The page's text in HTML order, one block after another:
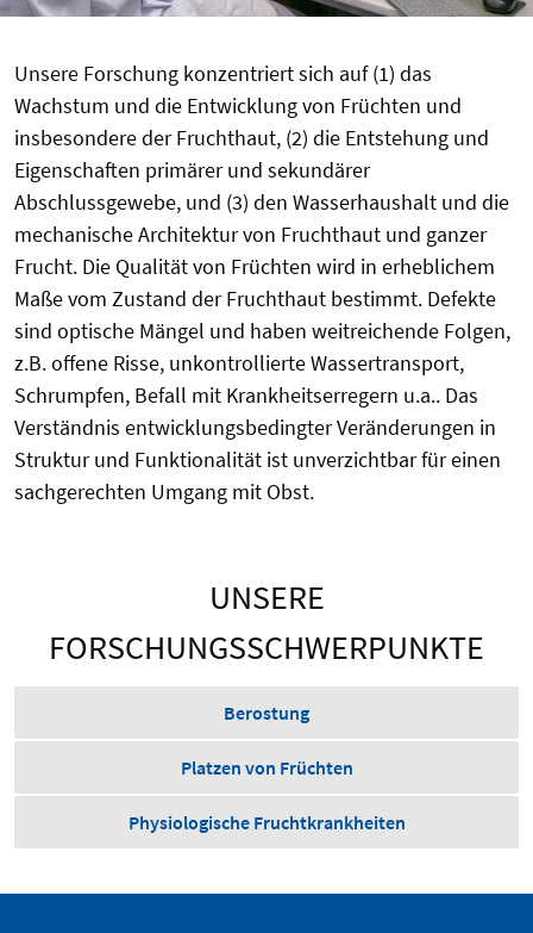
Unsere Forschung konzentriert sich auf (1) das
Wachstum und die Entwicklung von Früchten und
insbesondere der Fruchthaut, (2) die Entstehung und
Eigenschaften primärer und sekundärer
Abschlussgewebe, und (3) den Wasserhaushalt und die
mechanische Architektur von Fruchthaut und ganzer
Frucht. Die Qualität von Früchten wird in erheblichem
Maße vom Zustand der Fruchthaut bestimmt. Defekte
sind optische Mängel und haben weitreichende Folgen,
z.B. offene Risse, unkontrollierte Wassertransport,
Schrumpfen, Befall mit Krankheitserregern u.a.. Das
Verständnis entwicklungsbedingter Veränderungen in
Struktur und Funktionalität ist unverzichtbar für einen
sachgerechten Umgang mit Obst.
UNSERE
FORSCHUNGSSCHWERPUNKTE
Berostung
Platzen von Früchten
Physiologische Fruchtkrankheiten